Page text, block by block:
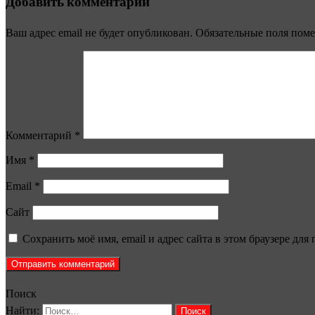
Ваш адрес email не будет опубликован. Обязательные поля
Комментарий *
Имя *
Email *
Сайт
Сохранить моё имя, email и адрес сайта в этом браузере
Поиск
Найти: